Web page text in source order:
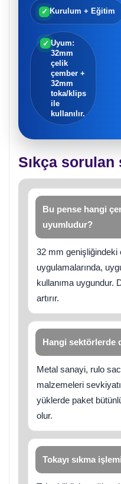
✓ Kurulum + Eğitim
✓ Uyum:
32mm
çelik
çember +
32mm
toka/klips
ile
kullanılır.
Sıkça sorulan
Bu pense hangi
uyumludur?
32 mm genişliğindeki
uygulamalarında,
kullanıma uygundur.
artırır.
Hangi sektörlerde
Metal sanayi, rulo
malzemeleri
yüklerde paket
olur.
Tokayı sıkma